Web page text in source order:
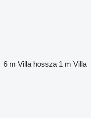
6 m Villa hossza 1 m Villa